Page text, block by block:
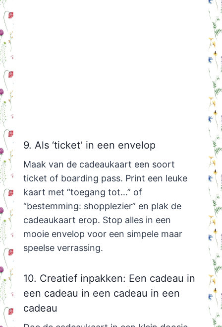
9. Als ‘ticket’ in een envelop
Maak van de cadeaukaart een soort
ticket of boarding pass. Print een leuke
kaart met “toegang tot…” of
“bestemming: shopplezier” en plak de
cadeaukaart erop. Stop alles in een
mooie envelop voor een simpele maar
speelse verrassing.
10. Creatief inpakken: Een cadeau in
een cadeau in een cadeau in een
cadeau